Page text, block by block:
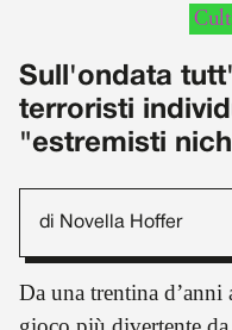
Sull'ondata
terroristi
"estremisti
di Novella Hoffer
Da una trentina d’anni